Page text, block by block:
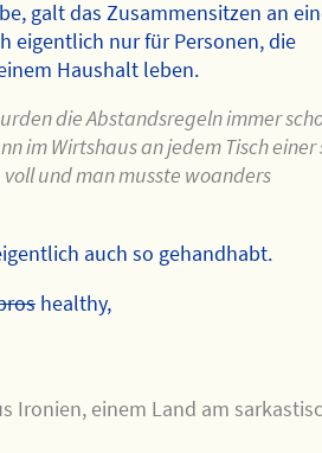
galt das Zusammensitzen an
eigentlich nur für Personen, die
Haushalt leben.
die Abstandsregeln immer
im Wirtshaus an jedem Tisch einer
und man musste woanders
auch so gehandhabt.
healthy,
Ironien, einem Land am